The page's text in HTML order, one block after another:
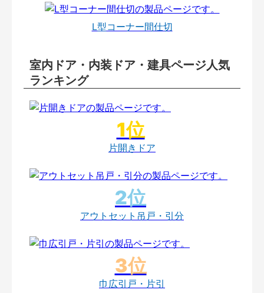
L型コーナー間仕切
室内ドア・内装ドア・建具ページ人気
ランキング
片開きドア
アウトセット吊戸・引分
巾広引戸・片引